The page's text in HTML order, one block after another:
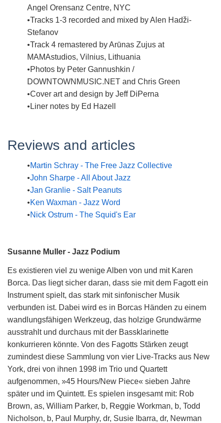
Angel Orensanz Centre, NYC
Tracks 1-3 recorded and mixed by Alen Hadži-
Stefanov
Track 4 remastered by Arūnas Zujus at
MAMAstudios, Vilnius, Lithuania
Photos by Peter Gannushkin /
DOWNTOWNMUSIC.NET and Chris Green
Cover art and design by Jeff DiPerna
Liner notes by Ed Hazell
Reviews and articles
Martin Schray - The Free Jazz Collective
John Sharpe - All About Jazz
Jan Granlie - Salt Peanuts
Ken Waxman - Jazz Word
Nick Ostrum - The Squid's Ear
Susanne Muller - Jazz Podium
Es existieren viel zu wenige Alben von und mit Karen
Borca. Das liegt sicher daran, dass sie mit dem Fagott ein
Instrument spielt, das stark mit sinfonischer Musik
verbunden ist. Dabei wird es in Borcas Händen zu einem
wandlungsfähigen Werkzeug, das holzige Grundwärme
ausstrahlt und durchaus mit der Bassklarinette
konkurrieren könnte. Von des Fagotts Stärken zeugt
zumindest diese Sammlung von vier Live-Tracks aus New
York, drei von ihnen 1998 im Trio und Quartett
aufgenommen, »45 Hours/New Piece« sieben Jahre
später und im Quintett. Es spielen insgesamt mit: Rob
Brown, as, William Parker, b, Reggie Workman, b, Todd
Nicholson, b, Paul Murphy, dr, Susie Ibarra, dr, Newman